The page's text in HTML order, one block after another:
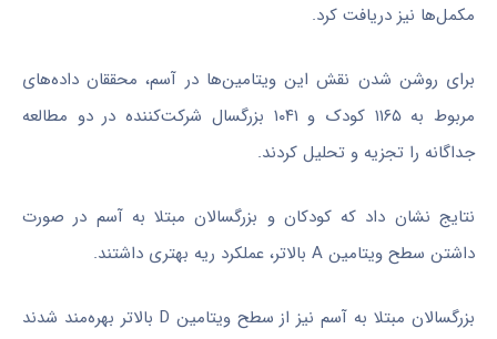
مکمل‌ها نیز دریافت کرد.
برای روشن شدن نقش این ویتامین‌ها در آسم، محققان داده‌های
مربوط به ۱۱۶۵ کودک و ۱۰۴۱ بزرگسال شرکت‌کننده در دو مطالعه
جداگانه را تجزیه و تحلیل کردند.
نتایج نشان داد که کودکان و بزرگسالان مبتلا به آسم در صورت
داشتن سطح ویتامین A بالاتر، عملکرد ریه بهتری داشتند.
بزرگسالان مبتلا به آسم نیز از سطح ویتامین D بالاتر بهره‌مند شدند